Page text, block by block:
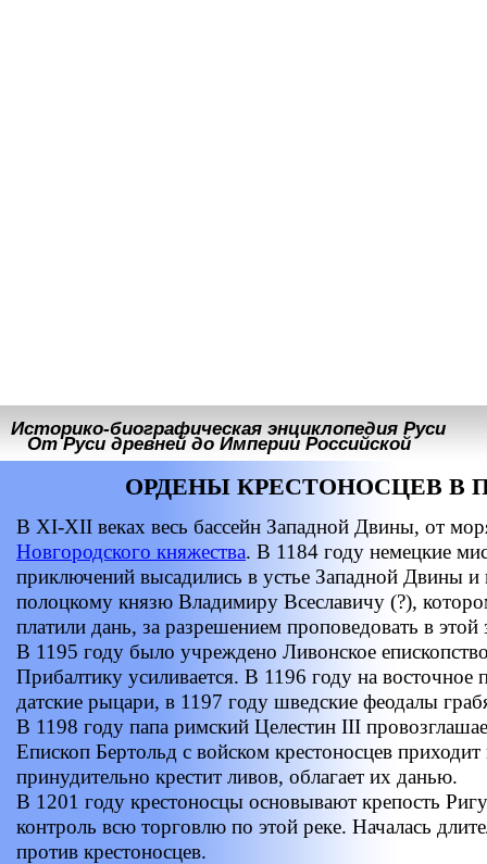
Историко-биографическая энциклопедия Руси
От Руси древней до Империи Российской
ОРДЕНЫ КРЕСТОНОСЦЕВ В
В XI-XII веках весь бассейн Западной Двины, от
Новгородского княжества. В 1184 году немецкие
приключений высадились в устье Западной Двины
полоцкому князю Владимиру Всеславичу (?),
платили дань, за разрешением проповедовать в этой
В 1195 году было учреждено Ливонское
Прибалтику усиливается. В 1196 году на восточное
датские рыцари, в 1197 году шведские феодалы
В 1198 году папа римский Целестин III
Епископ Бертольд с войском крестоносцев
принудительно крестит ливов, облагает их данью.
В 1201 году крестоносцы основывают крепость
контроль всю торговлю по этой реке. Началась
против крестоносцев.